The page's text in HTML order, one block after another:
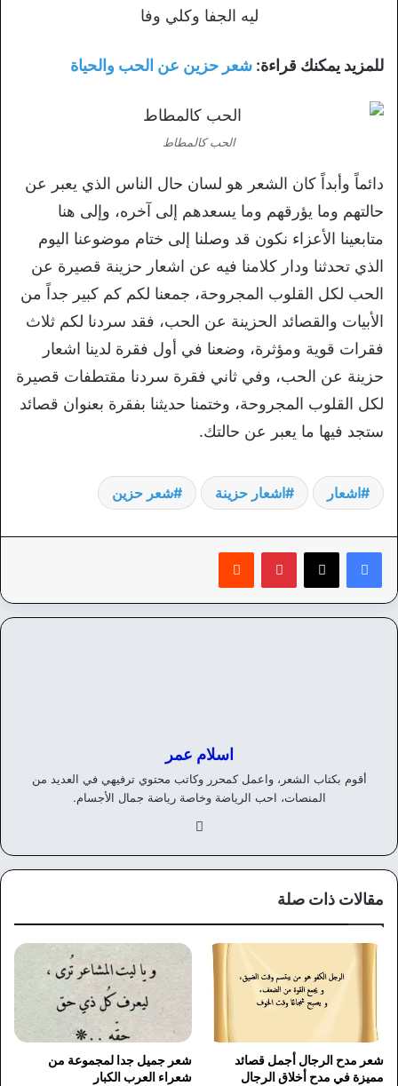
ليه الجفا وكلي وفا
للمزيد يمكنك قراءة: شعر حزين عن الحب والحياة
الحب كالمطاط
دائماً وأبداً كان الشعر هو لسان حال الناس الذي يعبر عن
حالتهم وما يؤرقهم وما يسعدهم إلى آخره، وإلى هنا
متابعينا الأعزاء نكون قد وصلنا إلى ختام موضوعنا اليوم
الذي تحدثنا ودار كلامنا فيه عن اشعار حزينة قصيرة عن
الحب لكل القلوب المجروحة، جمعنا لكم كم كبير جداً من
الأبيات والقصائد الحزينة عن الحب، فقد سردنا لكم ثلاث
فقرات قوية ومؤثرة، وضعنا في أول فقرة لدينا اشعار
حزينة عن الحب، وفي ثاني فقرة سردنا مقتطفات قصيرة
لكل القلوب المجروحة، وختمنا حديثنا بفقرة بعنوان قصائد
ستجد فيها ما يعبر عن حالتك.
اشعار اشعار حزينة شعر حزين
بينتيريست
اسلام عمر
أقوم بكتاب الشعر، واعمل كمحرر وكاتب محتوي ترفيهي في العديد من
المنصات، احب الرياضة وخاصة رياضة جمال الأجسام.
وك
مقالات ذات صلة
شعر مدح الرجال أجمل قصائد
مميزة في مدح أخلاق الرجال
شعر جميل جدا لمجموعة من
شعراء العرب الكبار